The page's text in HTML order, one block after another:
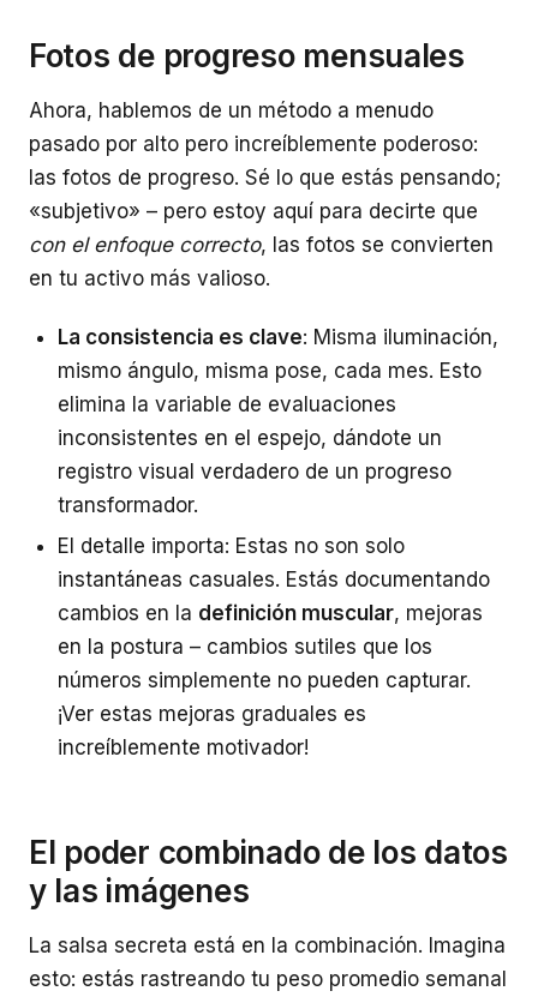
Fotos de progreso mensuales
Ahora, hablemos de un método a menudo
pasado por alto pero increíblemente poderoso:
las fotos de progreso. Sé lo que estás pensando;
«subjetivo» – pero estoy aquí para decirte que
con el enfoque correcto, las fotos se convierten
en tu activo más valioso.
La consistencia es clave: Misma iluminación,
mismo ángulo, misma pose, cada mes. Esto
elimina la variable de evaluaciones
inconsistentes en el espejo, dándote un
registro visual verdadero de un progreso
transformador.
El detalle importa: Estas no son solo
instantáneas casuales. Estás documentando
cambios en la definición muscular, mejoras
en la postura – cambios sutiles que los
números simplemente no pueden capturar.
¡Ver estas mejoras graduales es
increíblemente motivador!
El poder combinado de los datos
y las imágenes
La salsa secreta está en la combinación. Imagina
esto: estás rastreando tu peso promedio semanal